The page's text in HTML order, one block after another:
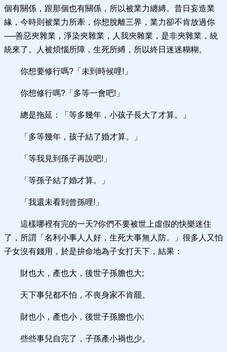
個有關係，跟那個也有關係，所以被業力纏縛。昔日妄造業
緣，今時則被業力所牽，你想脫離三界，業力卻不肯放過你
──善惡夾雜業，淨染夾雜業，人我夾雜業，是非夾雜業，統
統來了。人被煩惱所障，生死所縛，所以終日迷迷糊糊。
你想要修行嗎?「未到時候哩!」
你想修行嗎?「多等一會吧!」
總是拖延：「等多幾年，小孩子長大了才算。」
「多等幾年，孩子結了婚才算。」
「等我見到孫子再說吧!」
「等孫子結了婚才算。」
「我還未看到曾孫哩!」
這樣哪裡有完的一天?你們不要被世上虛假的快樂迷住
了，所謂「名利小事人人好，生死大事無人防。」很多人又怕
子女沒有錢用，於是拚命地為子女打天下，結果：
財也大，產也大，後世子孫膽也大;
天下事兒都不怕，不喪身家不肯罷。
財也小，產也小，後世子孫膽也小;
些些事兒自完了，子孫產小禍也少。